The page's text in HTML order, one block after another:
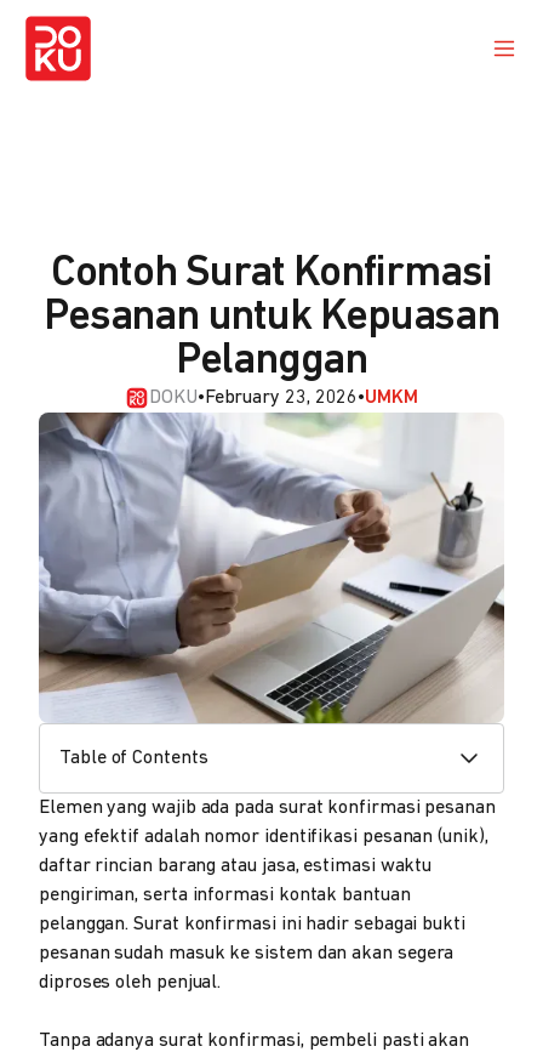
Contoh Surat Konfirmasi
Pesanan untuk Kepuasan
Pelanggan
DOKU• February 23, 2026•UMKM
Table of Contents
Elemen yang wajib ada pada surat konfirmasi pesanan
yang efektif adalah nomor identifikasi pesanan (unik),
daftar rincian barang atau jasa, estimasi waktu
pengiriman, serta informasi kontak bantuan
pelanggan. Surat konfirmasi ini hadir sebagai bukti
pesanan sudah masuk ke sistem dan akan segera
diproses oleh penjual.
Tanpa adanya surat konfirmasi, pembeli pasti akan